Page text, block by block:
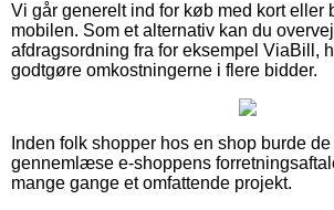
Vi går generelt ind for køb med kort eller
mobilen. Som et alternativ kan du
afdragsordning fra for eksempel ViaBill,
godtgøre omkostningerne i flere bidder.
Inden folk shopper hos en shop burde
gennemlæse e-shoppens
mange gange et omfattende projekt.